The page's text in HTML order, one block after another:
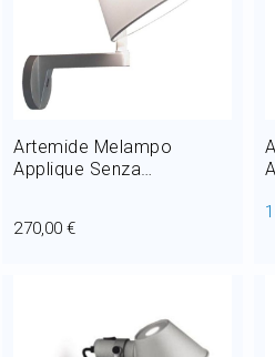
Artemide Melampo
Applique Senza
270,00 €